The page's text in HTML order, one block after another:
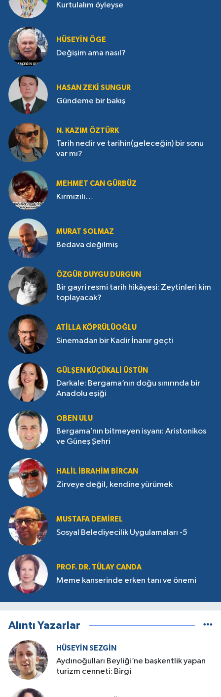
Kurtulalım öyleyse
HÜSEYIN ÖGE
Değişim ama nasıl?
HASAN ZEKI SUNGUR
Gündeme bir bakış
N. KAZIM ÖZTÜRK
Tarih nedir ve tarihin(geleceğin) bir sonu
var mı?
MEHMET CAN GÜRBÜZ
Kırmızılı…
MURAT SOLMAZ
Bedava değilmiş
ÖZGÜR DUYGU DURGUN
Bir gayri resmi tarih hikâyesi: Zeytinleri kim
toplayacak?
ATILLA KÖPRÜLÜOĞLU
Sinemadan bir Kadir İnanır geçti
GÜLŞEN KÜÇÜKALI ÜSTÜN
Darkale: Bergama’nın doğu sınırında bir
Anadolu eşiği
OBEN ULU
Bergama’nın bitmeyen isyanı: Aristonikos
ve Güneş Şehri
HALIL İBRAHIM BIRCAN
Zirveye değil, kendine yürümek
MUSTAFA DEMIREL
Sosyal Belediyecilik Uygulamaları -5
PROF. DR. TÜLAY CANDA
Meme kanserinde erken tanı ve önemi
Alıntı Yazarlar
HÜSEYIN SEZGIN
Aydınoğulları Beyliği’ne başkentlik yapan
turizm cenneti: Birgi